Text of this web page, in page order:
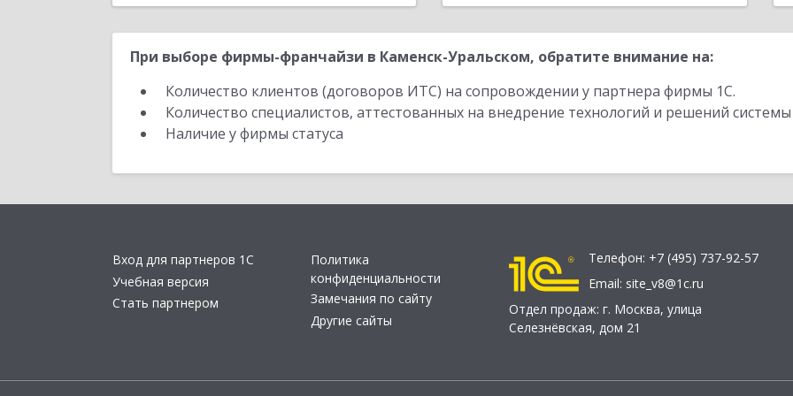
При выборе фирмы-франчайзи в Каменск-Уральском, обратите внимание на:
Количество клиентов (договоров ИТС) на сопровождении у партнера фирмы 1С.
Количество специалистов, аттестованных на внедрение технологий и решений
Наличие у фирмы статуса
Вход для партнеров 1С
Учебная версия
Стать партнером
Политика
конфиденциальности
Замечания по сайту
Другие сайты
Телефон: +7 (495) 737-92-57
Email: site_v8@1c.ru
Отдел продаж: г. Москва, улица
Селезнёвская, дом 21